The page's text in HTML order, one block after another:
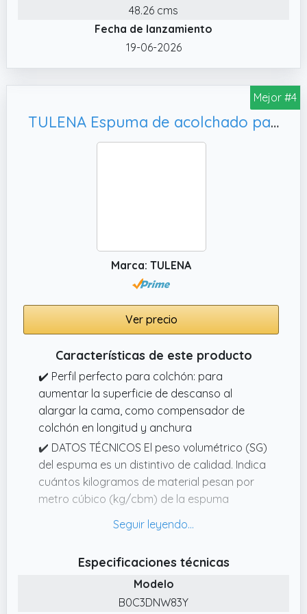
48.26 cms
Fecha de lanzamiento
19-06-2026
Mejor #4
TULENA Espuma de acolchado para extensión de colchón de espuma cortada | Ampliador de colchón 4 x 0.48 x 47.24 pulgadas RG 30/44 Relleno para espacios en camas de dureza media
Marca: TULENA
Ver precio
Características de este producto
✔️ Perfil perfecto para colchón: para
aumentar la superficie de descanso al
alargar la cama, como compensador de
colchón en longitud y anchura
✔️ DATOS TÉCNICOS El peso volumétrico (SG)
del espuma es un distintivo de calidad. Indica
cuántos kilogramos de material pesan por
metro cúbico (kg/cbm) de la espuma
un espuma de calidad de 1 capa RG 28/44
con calidad de poro abierto, que debido a la
alta calidad de los materiales de espuma
Especificaciones técnicas
Modelo
B0C3DNW83Y